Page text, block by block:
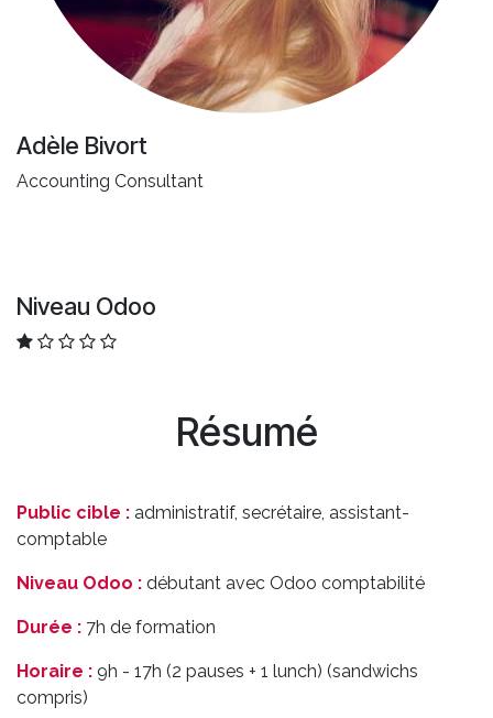
Adèle Bivort
Accounting Consultant
Niveau Odoo
Résumé
Public cible : administratif, secrétaire, assistant-
comptable
Niveau Odoo : débutant avec Odoo comptabilité
Durée : 7h de formation
Horaire : 9h - 17h (2 pauses + 1 lunch) (sandwichs
compris)